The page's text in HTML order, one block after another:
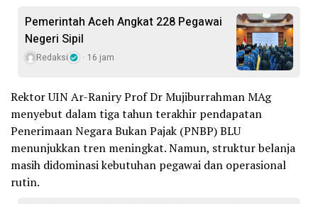
Pemerintah Aceh Angkat 228 Pegawai
Negeri Sipil
Redaksi 16 jam
Rektor UIN Ar-Raniry Prof Dr Mujiburrahman MAg
menyebut dalam tiga tahun terakhir pendapatan
Penerimaan Negara Bukan Pajak (PNBP) BLU
menunjukkan tren meningkat. Namun, struktur belanja
masih didominasi kebutuhan pegawai dan operasional
rutin.